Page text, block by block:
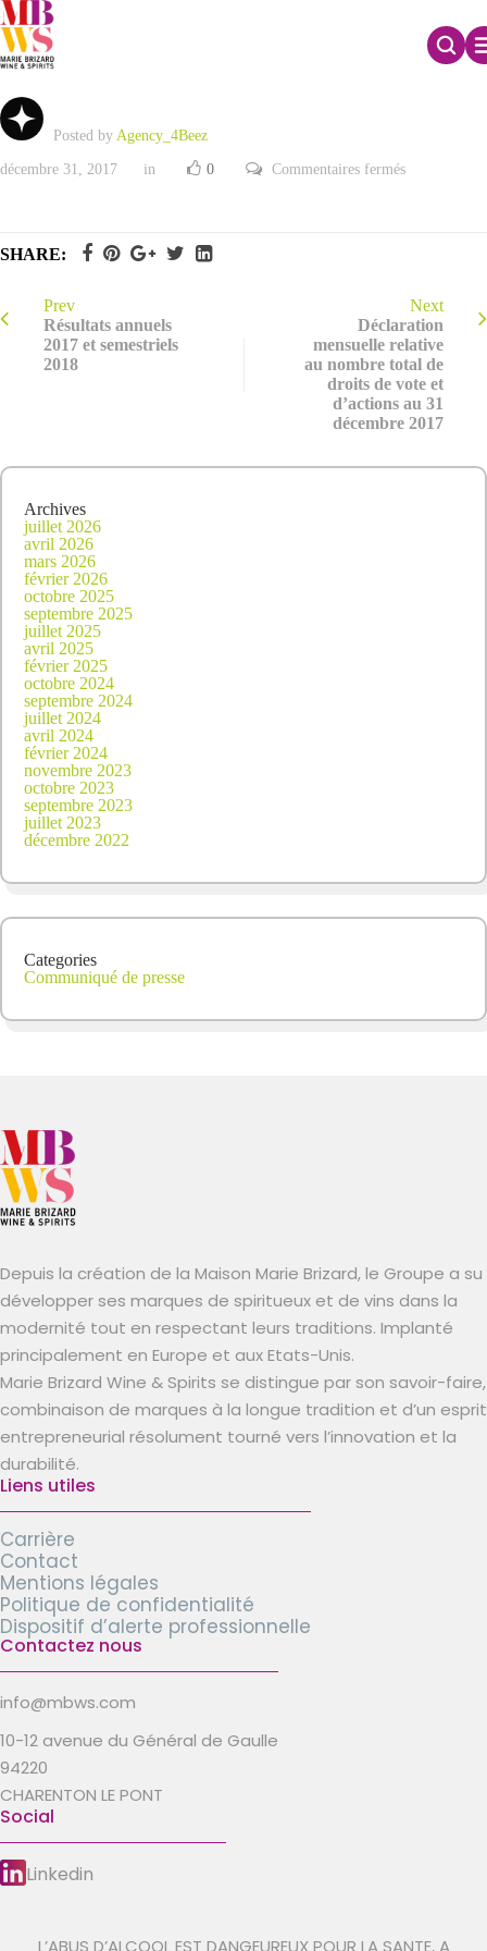
Programme de rachat d’actions – 2017
Posted by Agency_4Beez
décembre 31, 2017 in 0 Commentaires ferméssur
SHARE:
Prev
Résultats annuels
2017 et semestriels
2018
Next
Déclaration
mensuelle relative
au nombre total de
droits de vote et
d’actions au 31
décembre 2017
Archives
juillet 2026
avril 2026
mars 2026
février 2026
octobre 2025
septembre 2025
juillet 2025
avril 2025
février 2025
octobre 2024
septembre 2024
juillet 2024
avril 2024
février 2024
novembre 2023
octobre 2023
septembre 2023
juillet 2023
décembre 2022
Categories
Communiqué de presse
Depuis la création de la Maison Marie Brizard, le Groupe a su
développer ses marques de spiritueux et de vins dans la
modernité tout en respectant leurs traditions. Implanté
principalement en Europe et aux Etats-Unis.
Marie Brizard Wine & Spirits se distingue par son savoir-faire,
combinaison de marques à la longue tradition et d’un esprit
entrepreneurial résolument tourné vers l’innovation et la
durabilité.
Liens utiles
Carrière
Contact
Mentions légales
Politique de confidentialité
Dispositif d’alerte professionnelle
Contactez nous
info@mbws.com
10-12 avenue du Général de Gaulle
94220
CHARENTON LE PONT
Social
Linkedin
L’ABUS D’ALCOOL EST DANGEUREUX POUR LA SANTE, A